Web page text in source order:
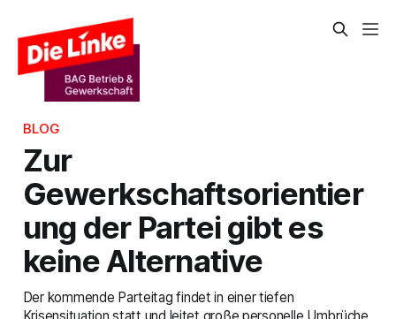
BLOG
Zur
Gewerkschaftsorientier
ung der Partei gibt es
keine Alternative
Der kommende Parteitag findet in einer tiefen